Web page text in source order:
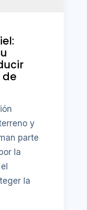
de
y
parte
la
la